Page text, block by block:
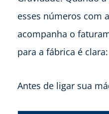
esses números com
acompanha o
para a fábrica é
Antes de ligar sua